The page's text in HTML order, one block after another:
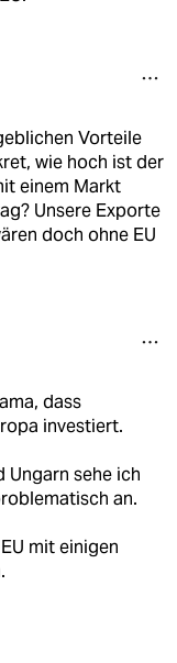
Vorteile
wie hoch ist der
einem Markt
Unsere Exporte
doch ohne EU
dass
investiert.
Ungarn sehe ich
an.
mit einigen